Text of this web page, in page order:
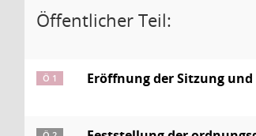
Öffentlicher Teil:
Ö 1 Eröffnung der Sitzung